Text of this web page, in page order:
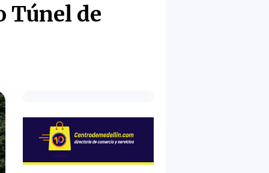
Túnel de